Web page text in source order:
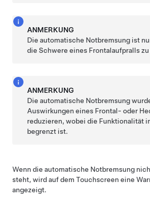
ANMERKUNG
Die automatische Notbremsung ist
die Schwere eines Frontalaufpralls
ANMERKUNG
Die automatische Notbremsung
Auswirkungen eines Frontal- oder
reduzieren, wobei die Funktionalität
begrenzt ist.
Wenn die automatische Notbremsung
steht, wird auf dem Touchscreen eine
angezeigt.